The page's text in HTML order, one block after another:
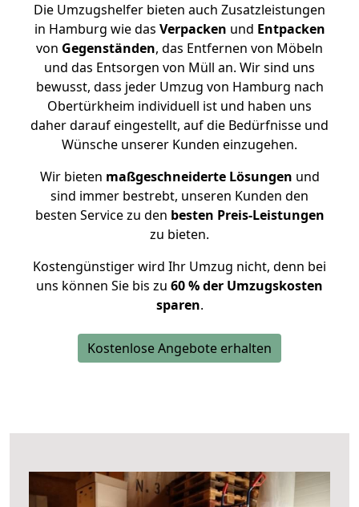
Die Umzugshelfer bieten auch Zusatzleistungen
in Hamburg wie das Verpacken und Entpacken
von Gegenständen, das Entfernen von Möbeln
und das Entsorgen von Müll an. Wir sind uns
bewusst, dass jeder Umzug von Hamburg nach
Obertürkheim individuell ist und haben uns
daher darauf eingestellt, auf die Bedürfnisse und
Wünsche unserer Kunden einzugehen.
Wir bieten maßgeschneiderte Lösungen und
sind immer bestrebt, unseren Kunden den
besten Service zu den besten Preis-Leistungen
zu bieten.
Kostengünstiger wird Ihr Umzug nicht, denn bei
uns können Sie bis zu 60 % der Umzugskosten
sparen.
Kostenlose Angebote erhalten